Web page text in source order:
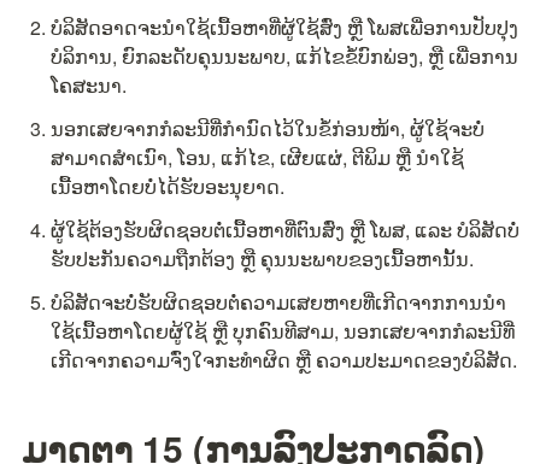
ບໍລິສັດອາດຈະນຳໃຊ້ເນື້ອຫາທີ່ຜູ້ໃຊ້ສົ່ງ ຫຼື ໂພສເພື່ອການປັບປຸງ
ບໍລິການ, ຍົກລະດັບຄຸນນະພາບ, ແກ້ໄຂຂໍ້ບົກພ່ອງ, ຫຼື ເພື່ອການ
ໂຄສະນາ.
ນອກເສຍຈາກກໍລະນີທີ່ກຳນົດໄວ້ໃນຂໍ້ກ່ອນໜ້າ, ຜູ້ໃຊ້ຈະບໍ່
ສາມາດສຳເນົາ, ໂອນ, ແກ້ໄຂ, ເຜີຍແຜ່, ຕີພິມ ຫຼື ນຳໃຊ້
ເນື້ອຫາໂດຍບໍ່ໄດ້ຮັບອະນຸຍາດ.
ຜູ້ໃຊ້ຕ້ອງຮັບຜິດຊອບຕໍ່ເນື້ອຫາທີ່ຕົນສົ່ງ ຫຼື ໂພສ, ແລະ ບໍລິສັດບໍ່
ຮັບປະກັນຄວາມຖືກຕ້ອງ ຫຼື ຄຸນນະພາບຂອງເນື້ອຫານັ້ນ.
ບໍລິສັດຈະບໍ່ຮັບຜິດຊອບຕໍ່ຄວາມເສຍຫາຍທີ່ເກີດຈາກການນຳ
ໃຊ້ເນື້ອຫາໂດຍຜູ້ໃຊ້ ຫຼື ບຸກຄົນທີສາມ, ນອກເສຍຈາກກໍລະນີທີ່
ເກີດຈາກຄວາມຈົ່ງໃຈກະທຳຜິດ ຫຼື ຄວາມປະມາດຂອງບໍລິສັດ.
ມາດຕາ 15 (ການລົງປະກາດລົດ)